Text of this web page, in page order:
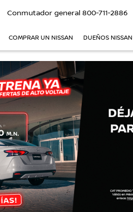
Conmutador general 800-711-2886
COMPRAR UN NISSAN DUEÑOS NISSAN